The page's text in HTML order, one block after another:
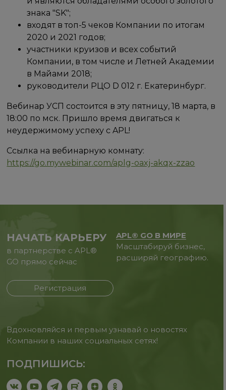
знака "SK";
входят в топ-5 чеков Компании по итогам
2020 и 2021 годов;
участники круизов и всех событий
Компании, в том числе и Летней Академии
в Майами 2018;
руководители РЦО D 012 г. Екатеринбург.
Вебинар УСП состоится в эту пятницу, 18 марта, в
18:00 по мск. Пришло время двигаться к
неудержимому успеху с APL!
Ссылка на вебинарную комнату:
https://go.mywebinar.com/aplg-oaxj-akqx-zzao
НАЧАТЬ КАРЬЕРУ
в партнерстве с APL®
GO прямо сейчас
Регистрация
APL® GO В МИРЕ
Масштабируй бизнес,
расширяй географию.
Вдохновляйся и первым узнавай о новостях
Компании в наших социальных сетях!
ПОДПИШИСЬ: